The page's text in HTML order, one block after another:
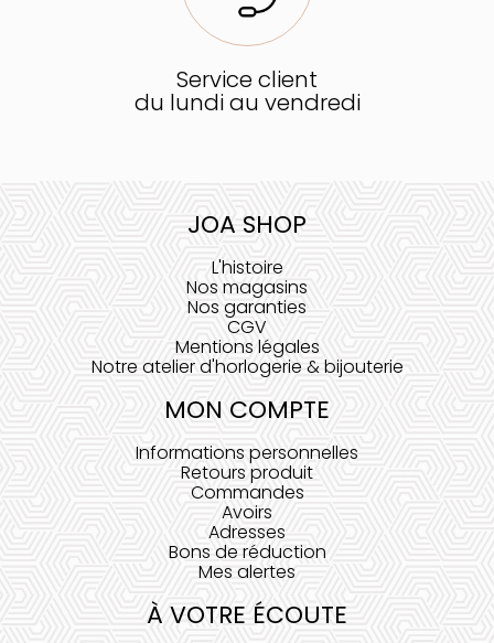
Service client
du lundi au vendredi
JOA SHOP
L'histoire
Nos magasins
Nos garanties
CGV
Mentions légales
Notre atelier d'horlogerie & bijouterie
MON COMPTE
Informations personnelles
Retours produit
Commandes
Avoirs
Adresses
Bons de réduction
Mes alertes
À VOTRE ÉCOUTE